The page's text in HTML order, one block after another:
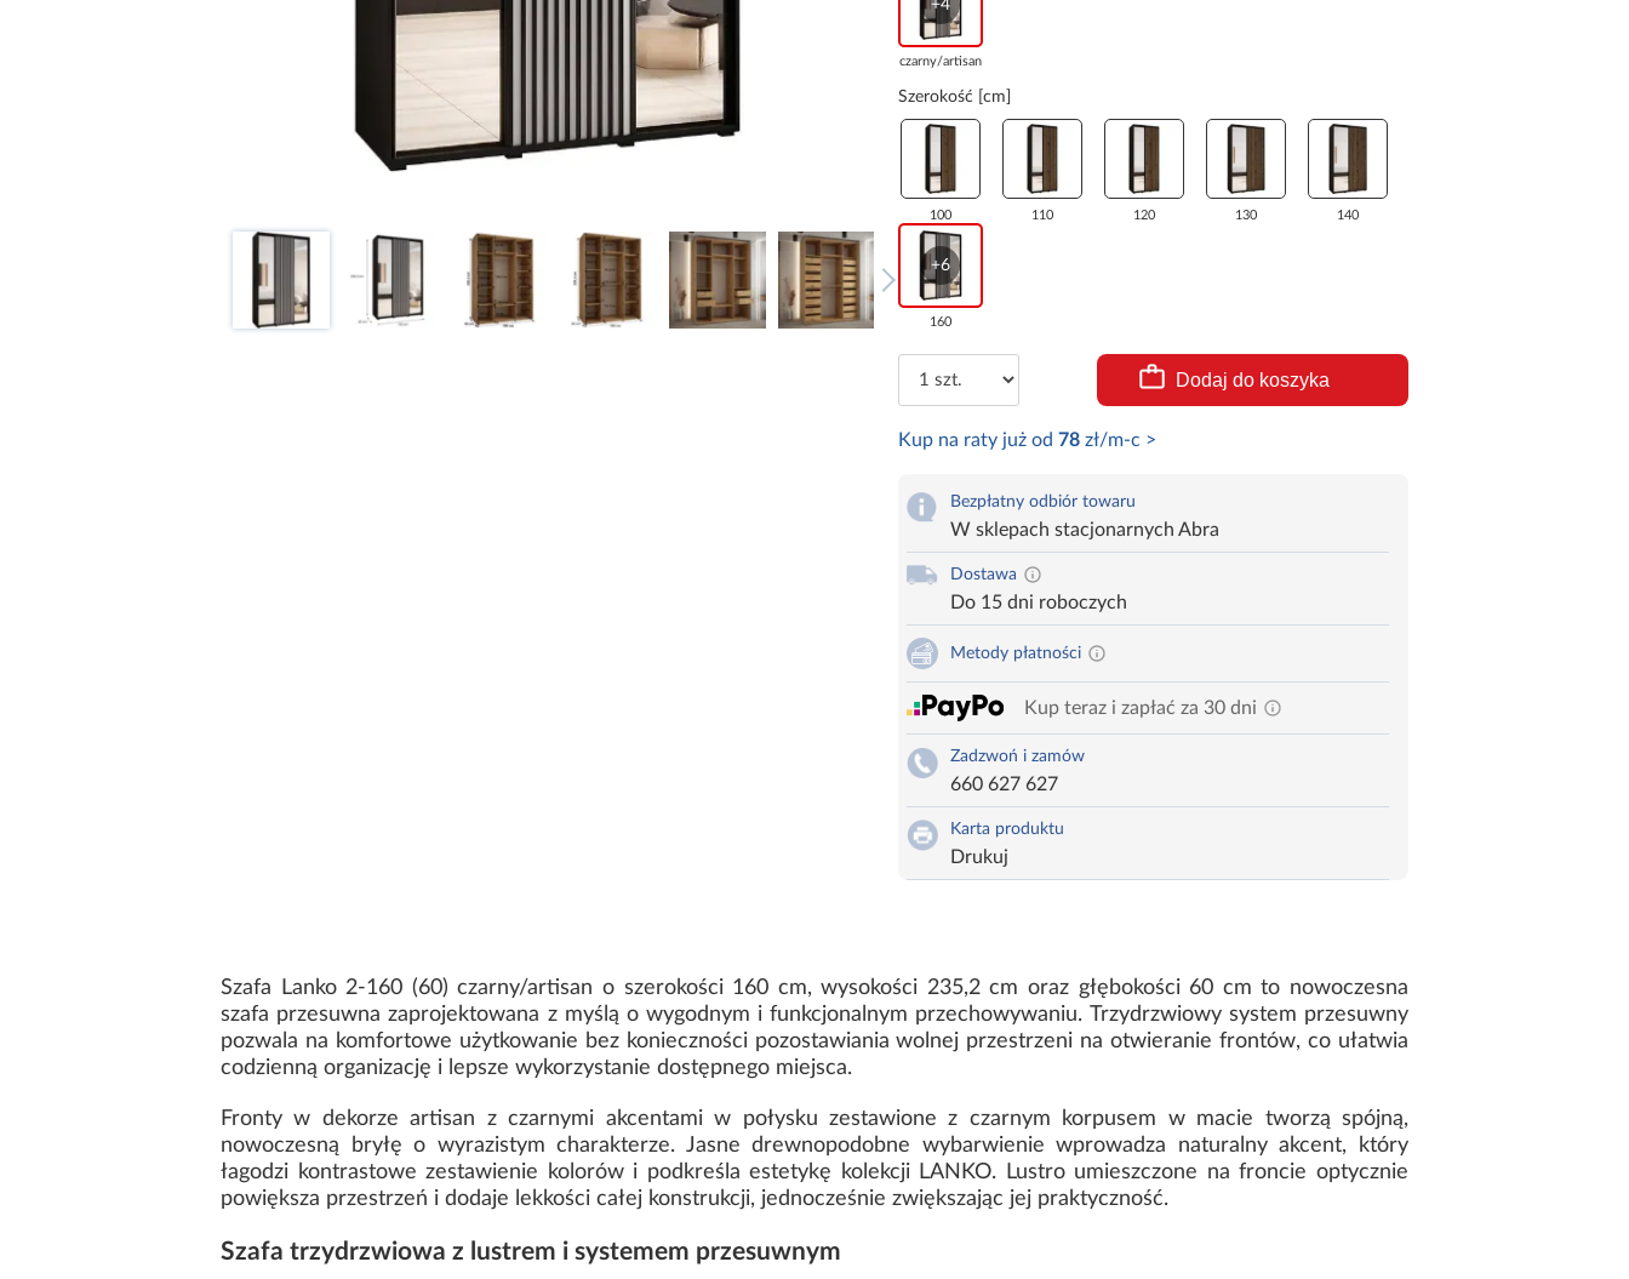
+4
czarny/artisan
Szerokość [cm]
100 110 120 130 140
+6
160
Dodaj do koszyka
Kup na raty już od 78zł/m-c >
Bezpłatny odbiór towaru
W sklepach stacjonarnych Abra
Dostawa
Do 15 dni roboczych
Metody płatności
Kup teraz i zapłać za 30 dni
Zadzwoń i zamów
660 627 627
Karta produktu
Drukuj
Szafa Lanko 2-160 (60) czarny/artisan o szerokości 160 cm, wysokości 235,2 cm oraz głębokości 60 cm to nowoczesna
szafa przesuwna zaprojektowana z myślą o wygodnym i funkcjonalnym przechowywaniu. Trzydrzwiowy system przesuwny
pozwala na komfortowe użytkowanie bez konieczności pozostawiania wolnej przestrzeni na otwieranie frontów, co ułatwia
codzienną organizację i lepsze wykorzystanie dostępnego miejsca.
Fronty w dekorze artisan z czarnymi akcentami w połysku zestawione z czarnym korpusem w macie tworzą spójną,
nowoczesną bryłę o wyrazistym charakterze. Jasne drewnopodobne wybarwienie wprowadza naturalny akcent, który
łagodzi kontrastowe zestawienie kolorów i podkreśla estetykę kolekcji LANKO. Lustro umieszczone na froncie optycznie
powiększa przestrzeń i dodaje lekkości całej konstrukcji, jednocześnie zwiększając jej praktyczność.
Szafa trzydrzwiowa z lustrem i systemem przesuwnym